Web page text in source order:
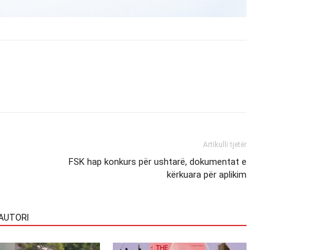
Artikulli tjetër
FSK hap konkurs për ushtarë, dokumentat e
kërkuara për aplikim